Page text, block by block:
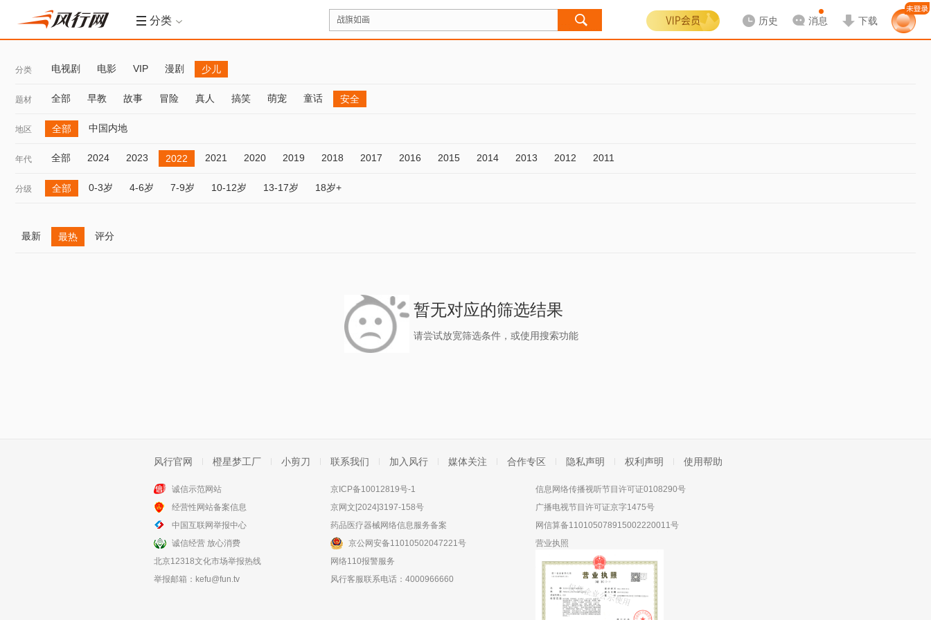
分类 历史 消息 下载
分类 电视剧 电影 VIP 漫剧 少儿
题材 全部 早教 故事 冒险 真人 搞笑 萌宠 童话 安全
地区 全部 中国内地
年代 全部 2024 2023 2022 2021 2020 2019 2018 2017 2016 2015 2014 2013 2012 2011
分级 全部 0-3岁 4-6岁 7-9岁 10-12岁 13-17岁 18岁+
最新 最热 评分
暂无对应的筛选结果
请尝试放宽筛选条件，或使用搜索功能
风行官网 橙星梦工厂 小剪刀 联系我们 加入风行 媒体关注 合作专区 隐私声明 权利声明 使用帮助
诚信示范网站
经营性网站备案信息
中国互联网举报中心
诚信经营 放心消费
北京12318文化市场举报热线
举报邮箱： kefu@fun.tv
京ICP备10012819号-1
京网文[2024]3197-158号
药品医疗器械网络信息服务备案
京公网安备11010502047221号
网络110报警服务
风行客服联系电话：4000966660
信息网络传播视听节目许可证0108290号
广播电视节目许可证京字1475号
网信算备110105078915002220011号
营业执照